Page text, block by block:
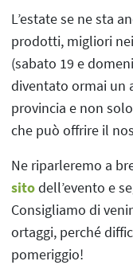
L’estate se ne sta
prodotti, migliori
(sabato 19 e
diventato ormai un
provincia e non
che può offrire il
Ne riparleremo a
sitodell’evento e
Consigliamo di
ortaggi, perché
pomeriggio!